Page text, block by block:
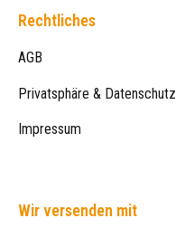
Rechtliches
AGB
Privatsphäre & Datenschutz
Impressum
Wir versenden mit